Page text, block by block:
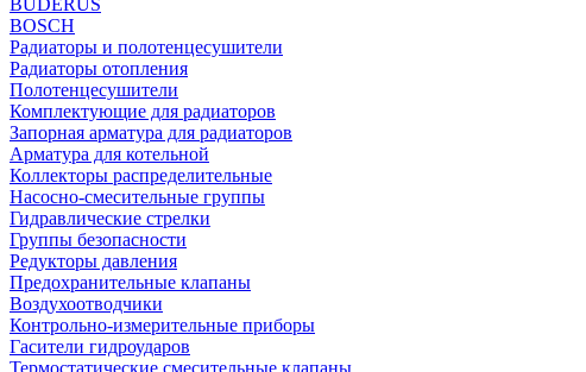
BUDERUS
BOSCH
Радиаторы и полотенцесушители
Радиаторы отопления
Полотенцесушители
Комплектующие для радиаторов
Запорная арматура для радиаторов
Арматура для котельной
Коллекторы распределительные
Насосно-смесительные группы
Гидравлические стрелки
Группы безопасности
Редукторы давления
Предохранительные клапаны
Воздухоотводчики
Контрольно-измерительные приборы
Гасители гидроударов
Термостатические смесительные клапаны